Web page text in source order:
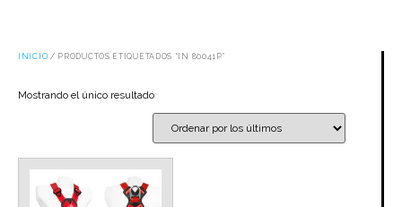
INICIO / PRODUCTOS ETIQUETADOS “IN 80041P”
Mostrando el único resultado